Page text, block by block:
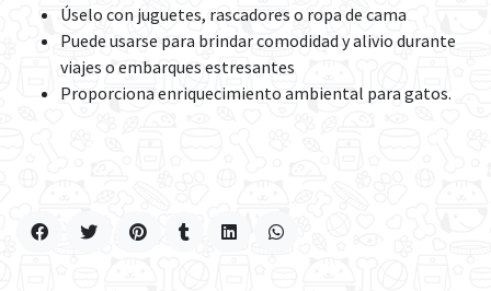
Úselo con juguetes, rascadores o ropa de cama
Puede usarse para brindar comodidad y alivio durante
viajes o embarques estresantes
Proporciona enriquecimiento ambiental para gatos.